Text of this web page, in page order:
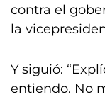
contra el
la
Y siguió:
entiendo. No